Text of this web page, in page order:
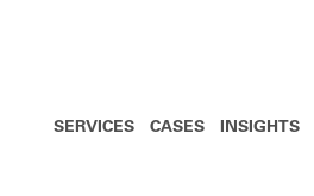
SERVICES CASES INSIGHTS